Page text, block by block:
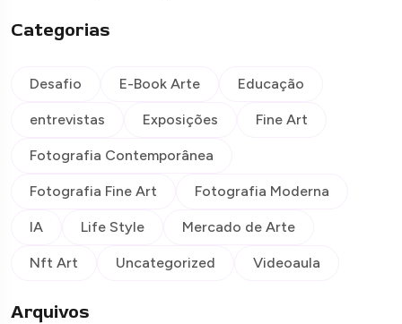
Categorias
Desafio E-Book Arte Educação
entrevistas Exposições Fine Art
Fotografia Contemporânea
Fotografia Fine Art Fotografia Moderna
IA Life Style Mercado de Arte
Nft Art Uncategorized Videoaula
Arquivos